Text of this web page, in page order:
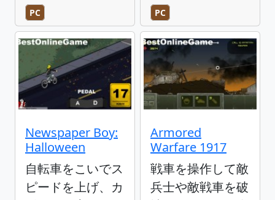
PC PC
Newspaper Boy:
Halloween
自転車をこいでス
ピードを上げ、カ
Armored
Warfare 1917
戦車を操作して敵
兵士や敵戦車を破